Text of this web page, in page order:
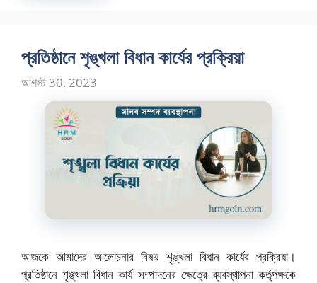
প্রতিষ্ঠানে শৃঙ্খলা বিধান কার্যের প্রক্রিয়া
আগস্ট 30, 2023
আজকে আমাদের আলোচনার বিষয় শৃঙ্খলা বিধান কার্যের প্রক্রিয়া।
প্রতিষ্ঠানে শৃঙ্খলা বিধান কার্য সম্পাদনের ক্ষেত্রে ব্যবস্থাপনা কর্তৃপক্ষকে